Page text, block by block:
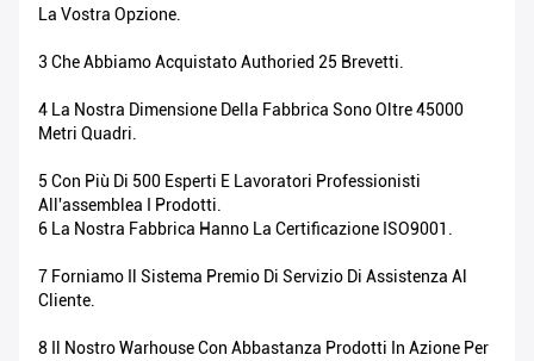
La Vostra Opzione.
3 Che Abbiamo Acquistato Authoried 25 Brevetti.
4 La Nostra Dimensione Della Fabbrica Sono Oltre 45000
Metri Quadri.
5 Con Più Di 500 Esperti E Lavoratori Professionisti
All'assemblea I Prodotti.
6 La Nostra Fabbrica Hanno La Certificazione ISO9001.
7 Forniamo Il Sistema Premio Di Servizio Di Assistenza Al
Cliente.
8 Il Nostro Warhouse Con Abbastanza Prodotti In Azione Per